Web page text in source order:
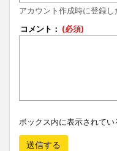
アカウント作成時に登録し
コメント： (必須)
ボックス内に表示されてい
送信する